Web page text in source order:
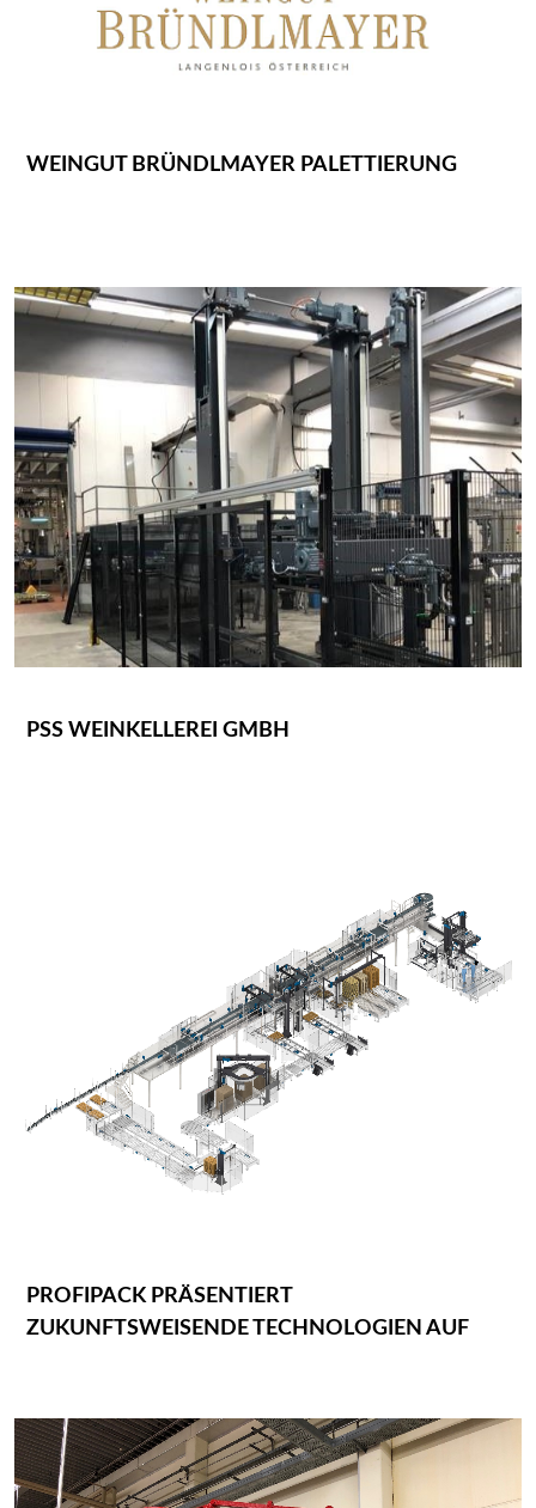
WEINGUT BRÜNDLMAYER PALETTIERUNG
PSS WEINKELLEREI GMBH
PROFIPACK PRÄSENTIERT
ZUKUNFTSWEISENDE TECHNOLOGIEN AUF